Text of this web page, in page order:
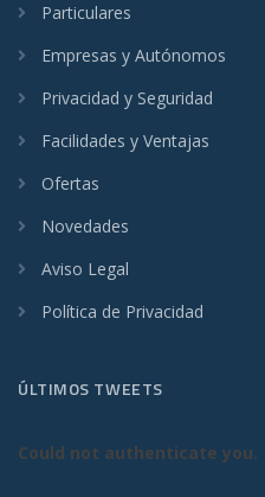
Particulares
Empresas y Autónomos
Privacidad y Seguridad
Facilidades y Ventajas
Ofertas
Novedades
Aviso Legal
Política de Privacidad
ÚLTIMOS TWEETS
Could not authenticate you.